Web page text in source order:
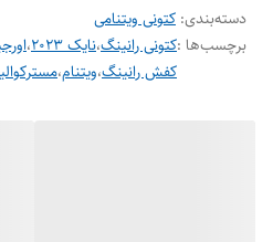
نخی اطمینان حاصل می کند که استفاده
دسته‌بندی: کتونی ویتنامی
برچسب‌ها :کتونی رانینگ،نایک ۲۰۲۳ ،
کفش رانینگ،ویتنام،